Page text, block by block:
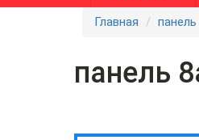
Главная
панель